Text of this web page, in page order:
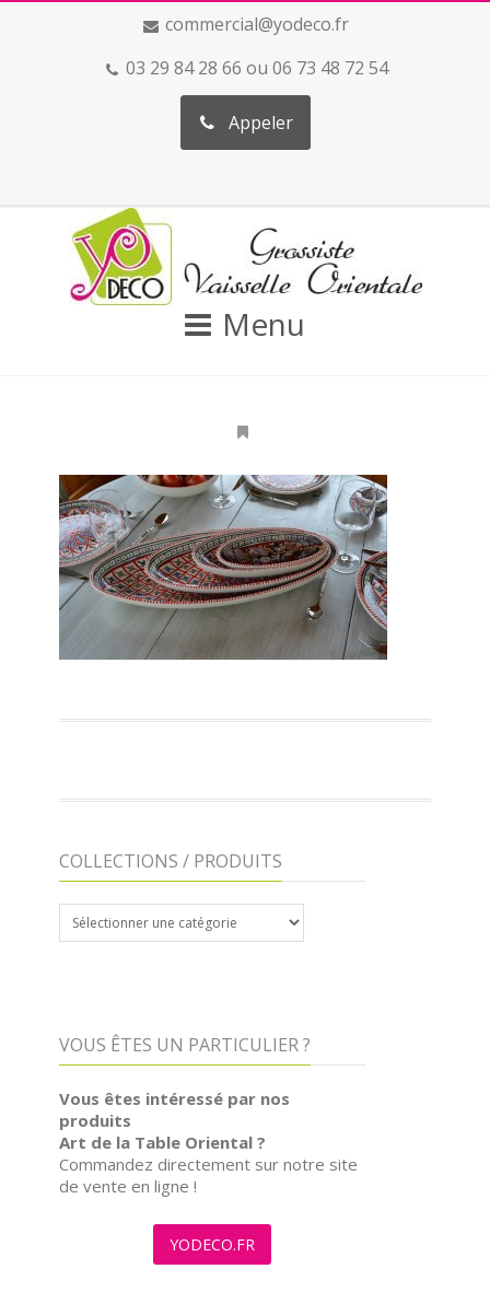
commercial@yodeco.fr
03 29 84 28 66 ou 06 73 48 72 54
Appeler
Menu
COLLECTIONS / PRODUITS
COLLECTIONS
VOUS ÊTES UN PARTICULIER ?
Vous êtes intéressé par nos
produits
Art de la Table Oriental ?
Commandez directement sur notre site
de vente en ligne !
YODECO.FR